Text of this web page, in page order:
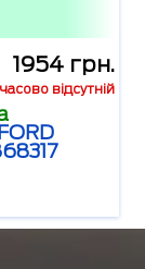
1954 грн.
відсутній